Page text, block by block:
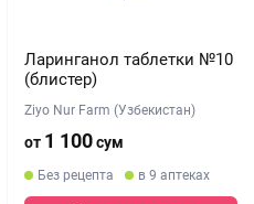
Ларинганол таблетки №10
(блистер)
Ziyo Nur Farm (Узбекистан)
от 1 100сум
Без рецепта в 9 аптеках